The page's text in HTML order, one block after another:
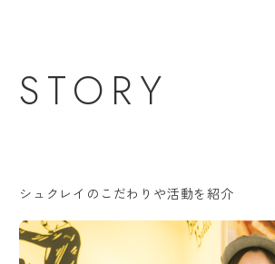
STORY
シュクレイのこだわりや活動を紹介